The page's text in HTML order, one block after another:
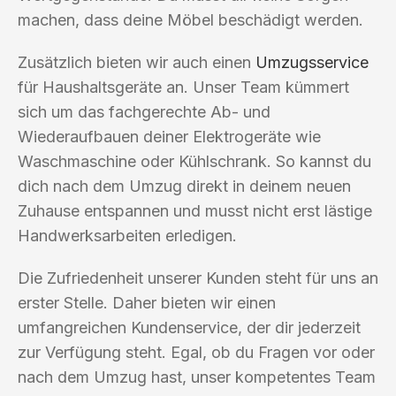
machen, dass deine Möbel beschädigt werden.
Zusätzlich bieten wir auch einen Umzugsservice
für Haushaltsgeräte an. Unser Team kümmert
sich um das fachgerechte Ab- und
Wiederaufbauen deiner Elektrogeräte wie
Waschmaschine oder Kühlschrank. So kannst du
dich nach dem Umzug direkt in deinem neuen
Zuhause entspannen und musst nicht erst lästige
Handwerksarbeiten erledigen.
Die Zufriedenheit unserer Kunden steht für uns an
erster Stelle. Daher bieten wir einen
umfangreichen Kundenservice, der dir jederzeit
zur Verfügung steht. Egal, ob du Fragen vor oder
nach dem Umzug hast, unser kompetentes Team